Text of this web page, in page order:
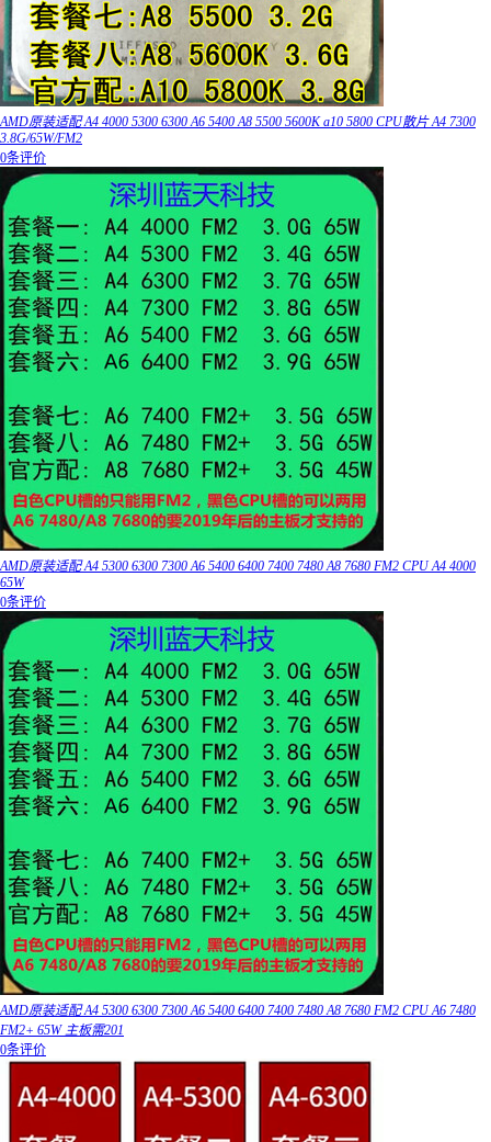
AMD原装适配 A4 4000 5300 6300 A6 5400 A8 5500 5600K a10 5800 CPU散片 A4 7300
3.8G/65W/FM2
0条评价
AMD原装适配 A4 5300 6300 7300 A6 5400 6400 7400 7480 A8 7680 FM2 CPU A4 4000
65W
0条评价
AMD原装适配 A4 5300 6300 7300 A6 5400 6400 7400 7480 A8 7680 FM2 CPU A6 7480
FM2+ 65W 主板需201
0条评价